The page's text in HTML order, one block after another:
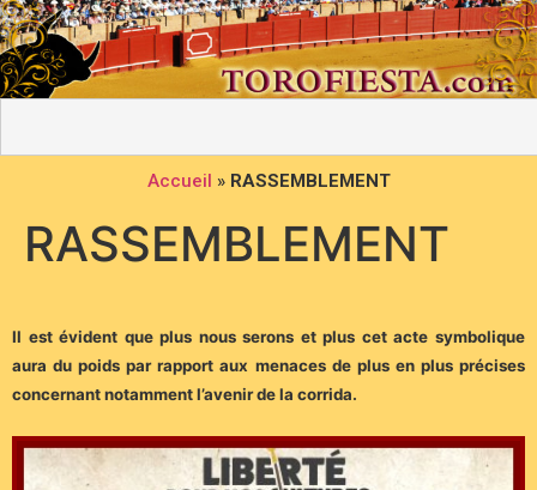
Accueil » RASSEMBLEMENT
RASSEMBLEMENT
Il est évident que plus nous serons et plus cet acte symbolique
aura du poids par rapport aux menaces de plus en plus précises
concernant notamment l’avenir de la corrida.